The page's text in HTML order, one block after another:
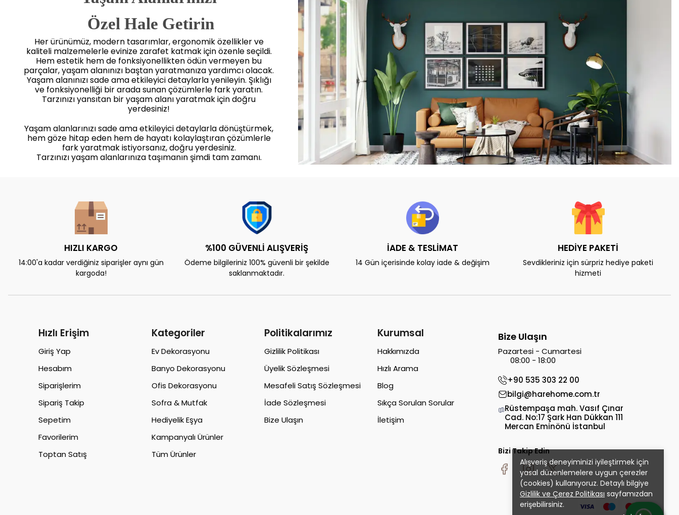
Alışveriş deneyiminizi iyileştirmek için
yasal düzenlemelere uygun çerezler
(cookies) kullanıyoruz. Detaylı bilgiye
Gizlilik ve Çerez Politikası sayfamızdan
erişebilirsiniz.
Özel Hale Getirin
Her ürünümüz, modern tasarımlar, ergonomik özellikler ve
kaliteli malzemelerle evinize zarafet katmak için özenle seçildi.
Hem estetik hem de fonksiyonellikten ödün vermeyen bu
parçalar, yaşam alanınızı baştan yaratmanıza yardımcı olacak.
Yaşam alanınızı sade ama etkileyici detaylarla yenileyin. Şıklığı
ve fonksiyonelliği bir arada sunan çözümlerle fark yaratın.
Tarzınızı yansıtan bir yaşam alanı yaratmak için doğru
yerdesiniz!
Yaşam alanlarınızı sade ama etkileyici detaylarla dönüştürmek,
hem göze hitap eden hem de hayatı kolaylaştıran çözümlerle
fark yaratmak istiyorsanız, doğru yerdesiniz.
Tarzınızı yaşam alanlarınıza taşımanın şimdi tam zamanı.
HIZLI KARGO
14:00'a kadar verdiğiniz siparişler aynı gün
kargoda!
%100 GÜVENLİ ALIŞVERİŞ
Ödeme bilgileriniz 100% güvenli bir şekilde
saklanmaktadır.
İADE & TESLİMAT
14 Gün içerisinde kolay iade & değişim
HEDİYE PAKETİ
Sevdikleriniz için sürpriz hediye paketi
hizmeti
Hızlı Erişim
Giriş Yap
Hesabım
Siparişlerim
Sipariş Takip
Sepetim
Favorilerim
Toptan Satış
Kategoriler
Ev Dekorasyonu
Banyo Dekorasyonu
Ofis Dekorasyonu
Sofra & Mutfak
Hediyelik Eşya
Kampanyalı Ürünler
Tüm Ürünler
Politikalarımız
Gizlilik Politikası
Üyelik Sözleşmesi
Mesafeli Satış Sözleşmesi
İade Sözleşmesi
Bize Ulaşın
Kurumsal
Hakkımızda
Hızlı Arama
Blog
Sıkça Sorulan Sorular
İletişim
Bize Ulaşın
Pazartesi - Cumartesi
08:00 - 18:00
+90 535 303 22 00
bilgi@harehome.com.tr
Rüstempaşa mah. Vasıf Çınar
Cad. No:17 Şark Han Dükkan 111
Mercan Eminönü İstanbul
Bizi Takip Edin